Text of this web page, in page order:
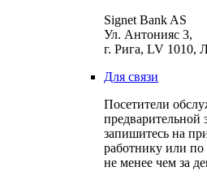
Signet Bank AS
Ул. Антонияс 3,
г. Рига, LV 1010,
Для связи
Посетители
предварительной
запишитесь на
работнику или по
не менее чем за